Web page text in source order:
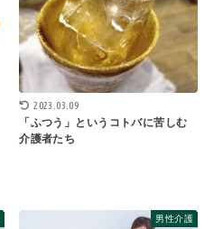
2023.03.09
「ふつう」というコトバに苦しむ
介護者たち
男性介護